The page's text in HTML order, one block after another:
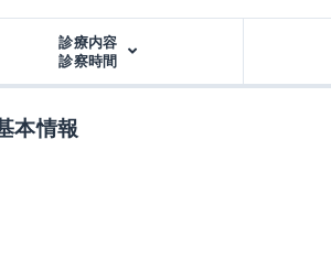
診療内容
診察時間
本情報